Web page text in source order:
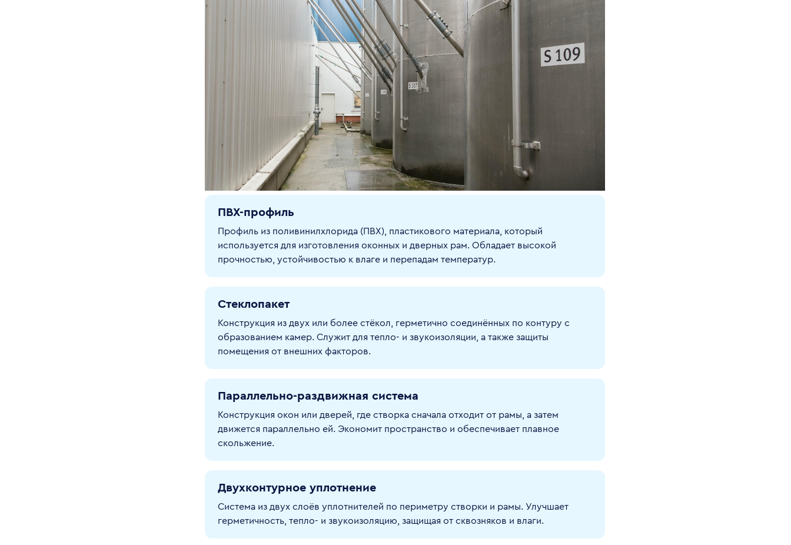
ПВХ-профиль
Профиль из поливинилхлорида (ПВХ), пластикового материала, который
используется для изготовления оконных и дверных рам. Обладает высокой
прочностью, устойчивостью к влаге и перепадам температур.
Стеклопакет
Конструкция из двух или более стёкол, герметично соединённых по контуру с
образованием камер. Служит для тепло- и звукоизоляции, а также защиты
помещения от внешних факторов.
Параллельно-раздвижная система
Конструкция окон или дверей, где створка сначала отходит от рамы, а затем
движется параллельно ей. Экономит пространство и обеспечивает плавное
скольжение.
Двухконтурное уплотнение
Система из двух слоёв уплотнителей по периметру створки и рамы. Улучшает
герметичность, тепло- и звукоизоляцию, защищая от сквозняков и влаги.